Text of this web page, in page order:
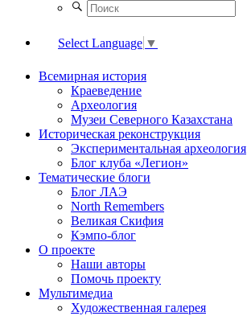
Select Language ▼
Всемирная история
Краеведение
Археология
Музеи Северного Казахстана
Историческая реконструкция
Экспериментальная археология
Блог клуба «Легион»
Тематические блоги
Блог ЛАЭ
North Remembers
Великая Скифия
Кэмпо-блог
О проекте
Наши авторы
Помочь проекту
Мультимедиа
Художественная галерея